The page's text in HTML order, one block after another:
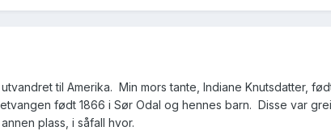
til Amerika. Min mors tante, Indiane Knutsdatter,
født 1866 i Sør Odal og hennes barn. Disse var
plass, i såfall hvor.